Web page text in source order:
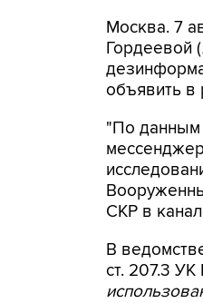
Москва. 7
Гордеевой (
объявить
"По данным
СКР в
В
ст. 207.3